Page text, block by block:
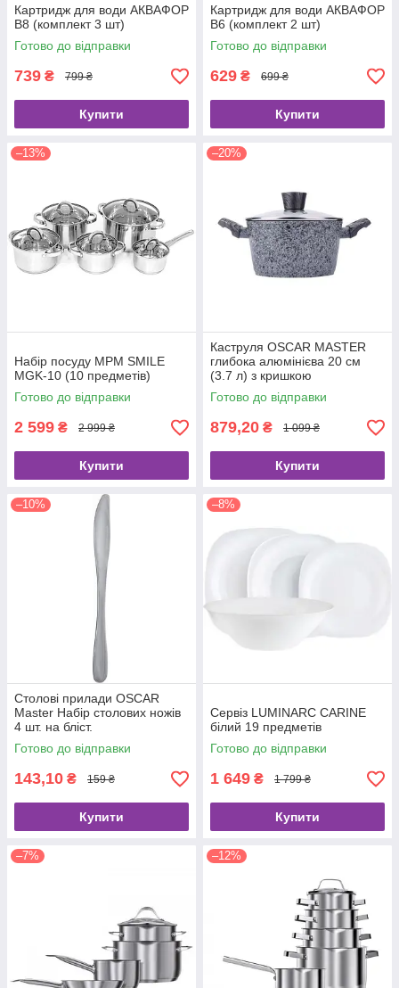
Картридж для води АКВАФОР
B8 (комплект 3 шт)
Готово до відправки
739 ₴ 799 ₴
Купити
Картридж для води АКВАФОР
B6 (комплект 2 шт)
Готово до відправки
629 ₴ 699 ₴
Купити
–13%
Набір посуду MPM SMILE
MGK-10 (10 предметів)
Готово до відправки
2 599 ₴ 2 999 ₴
Купити
–20%
Каструля OSCAR MASTER
глибока алюмінієва 20 см
(3.7 л) з кришкою
Готово до відправки
879,20 ₴ 1 099 ₴
Купити
–10%
Столові прилади OSCAR
Master Набір столових ножів
4 шт. на бліст.
Готово до відправки
143,10 ₴ 159 ₴
Купити
–8%
Сервіз LUMINARC CARINE
білий 19 предметів
Готово до відправки
1 649 ₴ 1 799 ₴
Купити
–7% –12%